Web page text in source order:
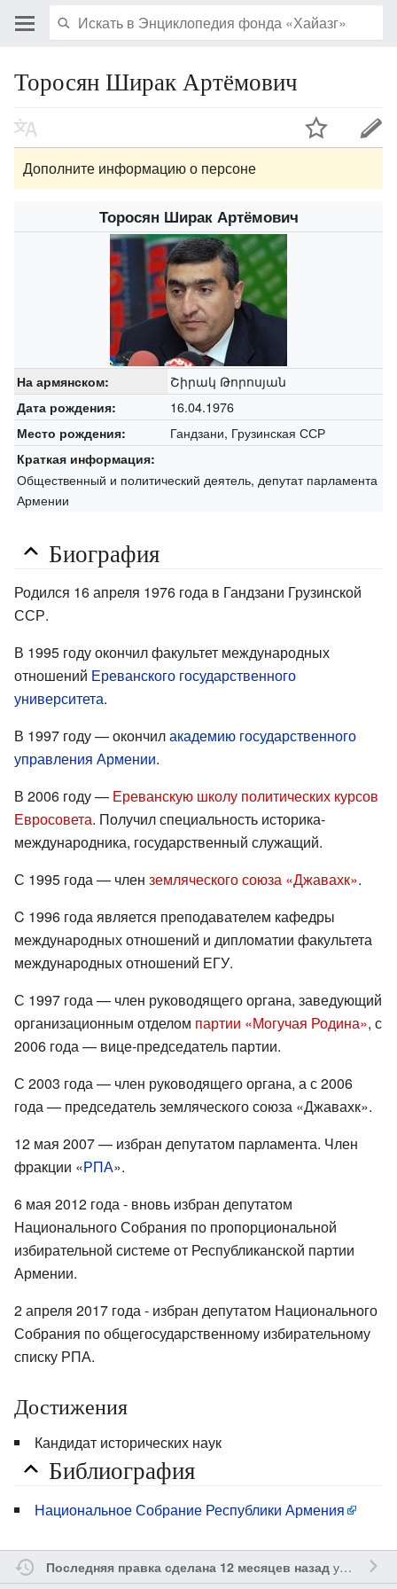
Торосян Ширак Артёмович
Дополните информацию о персоне
Торосян Ширак Артёмович
На армянском: Շիրակ Թորոսյան
Дата рождения: 16.04.1976
Место рождения: Гандзани, Грузинская ССР
Краткая информация:
Общественный и политический деятель, депутат парламента
Армении
Биография
Родился 16 апреля 1976 года в Гандзани Грузинской
ССР.
В 1995 году окончил факультет международных
отношений Ереванского государственного
университета.
В 1997 году — окончилакадемию государственного
управления Армении.
В 2006 году — Ереванскую школу политических курсов
Евросовета. Получил специальность историка-
международника, государственный служащий.
С 1995 года — член земляческого союза «Джавахк».
C 1996 года является преподавателем кафедры
международных отношений и дипломатии факультета
международных отношений ЕГУ.
С 1997 года — член руководящего органа, заведующий
организационным отделом партии «Могучая Родина», с
2006 года — вице-председатель партии.
С 2003 года — член руководящего органа, а с 2006
года — председатель земляческого союза «Джавахк».
12 мая 2007 — избран депутатом парламента. Член
фракции «РПА».
6 мая 2012 года - вновь избран депутатом
Национального Собрания по пропорциональной
избирательной системе от Республиканской партии
Армении.
2 апреля 2017 года - избран депутатом Национального
Собрания по общегосударственному избирательному
списку РПА.
Достижения
Кандидат исторических наук
Библиография
Национальное Собрание Республики Армения
Последняя правка сделана 12 месяцев назадучастником